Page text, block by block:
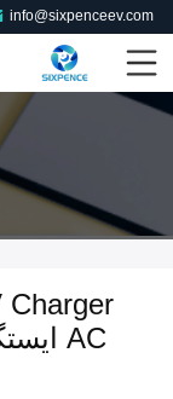
info@sixpenceev.com
Charger